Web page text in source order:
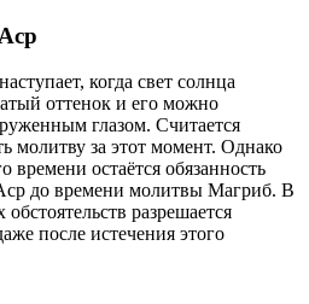
когда свет солнца
оттенок и его можно
глазом. Считается
молитву за этот момент. Однако
времени остаётся обязанность
до времени молитвы Магриб. В
разрешается
после истечения этого